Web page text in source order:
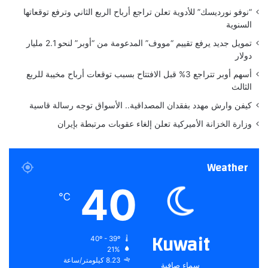
زا
م
غ
و
اً
“نوفو نورديسك” للأدوية تعلن تراجع أرباح الربع الثاني وترفع توقعاتها
السنوية
تمويل جديد يرفع تقييم “مووف” المدعومة من “أوبر” لنحو 2.1 مليار
دولار
أسهم أوبر تتراجع 3% قبل الافتتاح بسبب توقعات أرباح مخيبة للربع
الثالث
كيفن وارش مهدد بفقدان المصداقية.. الأسواق توجه رسالة قاسية
وزارة الخزانة الأميركية تعلن إلغاء عقوبات مرتبطة بإيران
Weather
Kuwait
سماء صافية
40
℃
21%
8.23 كيلومتر/ساعة